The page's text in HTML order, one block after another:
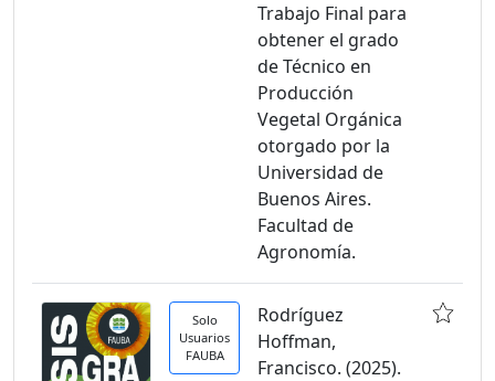
Trabajo Final para
obtener el grado
de Técnico en
Producción
Vegetal Orgánica
otorgado por la
Universidad de
Buenos Aires.
Facultad de
Agronomía.
Solo
Usuarios
FAUBA
Rodríguez
Hoffman,
Francisco. (2025).